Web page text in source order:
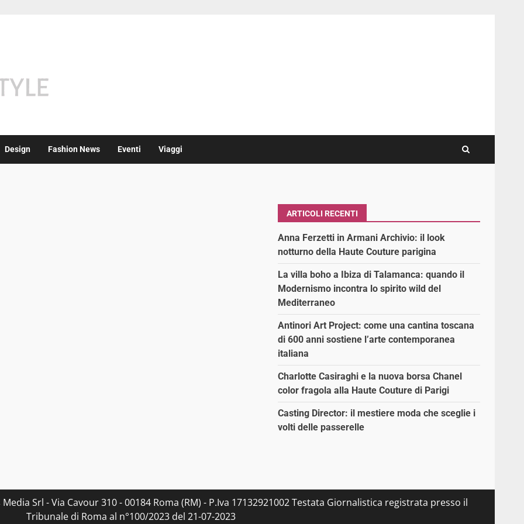
Design Fashion News Eventi Viaggi
ARTICOLI RECENTI
Anna Ferzetti in Armani Archivio: il look
notturno della Haute Couture parigina
La villa boho a Ibiza di Talamanca: quando il
Modernismo incontra lo spirito wild del
Mediterraneo
Antinori Art Project: come una cantina toscana
di 600 anni sostiene l’arte contemporanea
italiana
Charlotte Casiraghi e la nuova borsa Chanel
color fragola alla Haute Couture di Parigi
Casting Director: il mestiere moda che sceglie i
volti delle passerelle
Srl - Via Cavour 310 - 00184 Roma (RM) - P.Iva 17132921002 Testata Giornalistica registrata presso il
Tribunale di Roma al n°100/2023 del 21-07-2023